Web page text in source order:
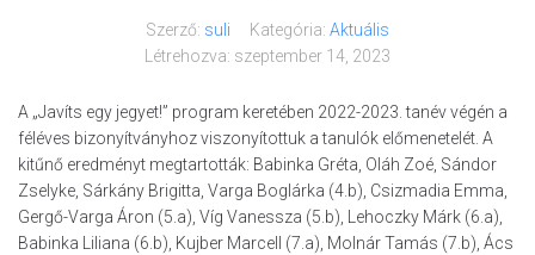
Szerző: suli Kategória: Aktuális
Létrehozva: szeptember 14, 2023
A „Javíts egy jegyet!” program keretében 2022-2023. tanév végén a
féléves bizonyítványhoz viszonyítottuk a tanulók előmenetelét. A
kitűnő eredményt megtartották: Babinka Gréta, Oláh Zoé, Sándor
Zselyke, Sárkány Brigitta, Varga Boglárka (4.b), Csizmadia Emma,
Gergő-Varga Áron (5.a), Víg Vanessza (5.b), Lehoczky Márk (6.a),
Babinka Liliana (6.b), Kujber Marcell (7.a), Molnár Tamás (7.b), Ács